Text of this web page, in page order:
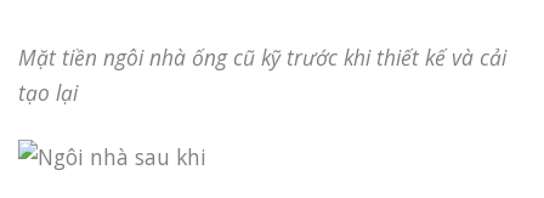
Mặt tiền ngôi nhà ống cũ kỹ trước khi thiết kế và cải
tạo lại